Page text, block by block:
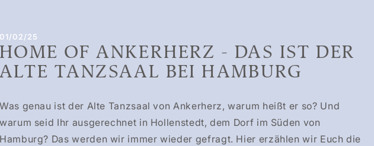
01/02/25
HOME OF ANKERHERZ - DAS IST DER
ALTE TANZSAAL BEI HAMBURG
Was genau ist der Alte Tanzsaal von Ankerherz, warum heißt er so? Und
warum seid Ihr ausgerechnet in Hollenstedt, dem Dorf im Süden von
Hamburg? Das werden wir immer wieder gefragt. Hier erzählen wir Euch die